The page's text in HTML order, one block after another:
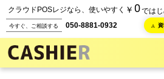
クラウドPOSレジなら、使いやすく ￥ 0では
今すぐ、ご相談する 050-8881-0932